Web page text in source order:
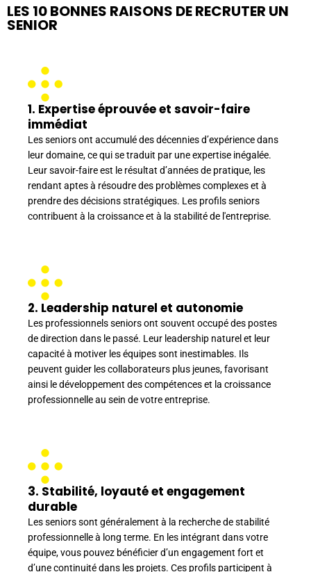
LES 10 BONNES RAISONS DE RECRUTER UN
SENIOR
1. Expertise éprouvée et savoir-faire
immédiat
Les seniors ont accumulé des décennies d’expérience dans
leur domaine, ce qui se traduit par une expertise inégalée.
Leur savoir-faire est le résultat d’années de pratique, les
rendant aptes à résoudre des problèmes complexes et à
prendre des décisions stratégiques. Les profils seniors
contribuent à la croissance et à la stabilité de l'entreprise.
2. Leadership naturel et autonomie
Les professionnels seniors ont souvent occupé des postes
de direction dans le passé. Leur leadership naturel et leur
capacité à motiver les équipes sont inestimables. Ils
peuvent guider les collaborateurs plus jeunes, favorisant
ainsi le développement des compétences et la croissance
professionnelle au sein de votre entreprise.
3. Stabilité, loyauté et engagement
durable
Les seniors sont généralement à la recherche de stabilité
professionnelle à long terme. En les intégrant dans votre
équipe, vous pouvez bénéficier d’un engagement fort et
d’une continuité dans les projets. Ces profils participent à